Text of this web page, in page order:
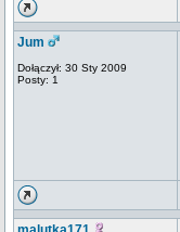
Jum
Dołączył: 30 Sty 2009
Posty: 1